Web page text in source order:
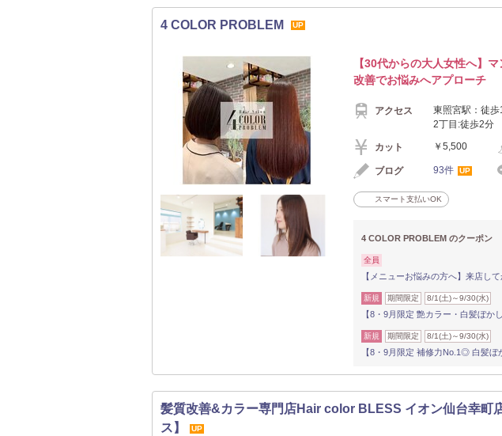
4 COLOR PROBLEM UP
【30代からの大人女性へ】
改善でお悩みへアプローチ
アクセス
東照宮駅：徒
2丁目:徒歩2分
カット ￥5,500
ブログ 93件 UP
スマート支払いOK
4 COLOR PROBLEM のクーポン
全員
【メニューお悩みの方へ】来店し
新規 期間限定 8/1(土)～9/30(水)
【8・9月限定 艶カラー・白髪ぼか
新規 期間限定 8/1(土)～9/30(水)
【8・9月限定 補修力No.1◎ 白髪
髪質改善&カラー専門店Hair color BLESS イオン仙台幸町
ス】
UP